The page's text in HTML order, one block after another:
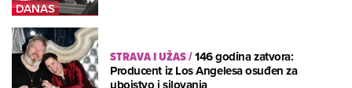
STRAVA I UŽAS/146 godina zatvora:
Producent iz Los Angelesa osuđen za